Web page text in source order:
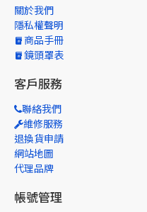
關於我們
隱私權聲明
商品手冊
鏡頭罩表
客戶服務
聯絡我們
維修服務
退換貨申請
網站地圖
代理品牌
帳號管理